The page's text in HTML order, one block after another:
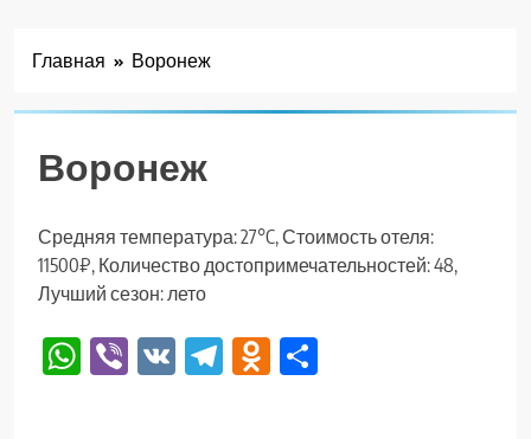
Главная Воронеж
Воронеж
Средняя температура: 27°C, Стоимость отеля:
11500₽, Количество достопримечательностей: 48,
Лучший сезон: лето
WhatsApp
Viber
VK TelegramOdnoklassniki